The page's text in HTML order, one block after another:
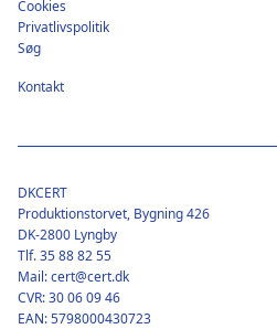
Cookies
Privatlivspolitik
Søg
Kontakt
DKCERT
Produktionstorvet, Bygning 426
DK-2800 Lyngby
Tlf. 35 88 82 55
Mail: cert@cert.dk
CVR: 30 06 09 46
EAN: 5798000430723